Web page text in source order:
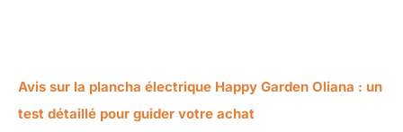
Avis sur la plancha électrique Happy Garden Oliana : un
test détaillé pour guider votre achat